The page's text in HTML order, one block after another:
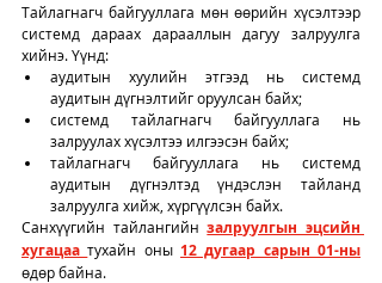
Тайлагнагч байгууллага мөн өөрийн хүсэлтээр
системд дараах дарааллын дагуу залруулга
хийнэ. Үүнд:
аудитын хуулийн этгээд нь системд
аудитын дүгнэлтийг оруулсан байх;
системд тайлагнагч байгууллага нь
залруулах хүсэлтээ илгээсэн байх;
тайлагнагч байгууллага нь системд
аудитын дүгнэлтэд үндэслэн тайланд
залруулга хийж, хүргүүлсэн байх.
Санхүүгийн тайлангийн залруулгын эцсийн
хугацаа тухайн оны 12 дугаар сарын 01-ны
өдөр байна.